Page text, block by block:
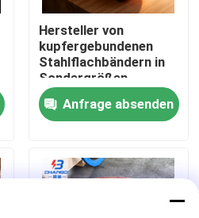
Hersteller von
kupfergebundenen
Stahlflachbändern in
Sondergrößen
Anfrage absenden